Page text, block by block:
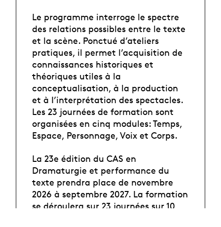
Le programme interroge le spectre
des relations possibles entre le texte
et la scène. Ponctué d’ateliers
pratiques, il permet l’acquisition de
connaissances historiques et
théoriques utiles à la
conceptualisation, à la production
et à I’interprétation des spectacles.
Les 23 journées de formation sont
organisées en cinq modules: Temps,
Espace, Personnage, Voix et Corps.
La 23e édition du CAS en
Dramaturgie et performance du
texte prendra place de novembre
2026 à septembre 2027. La formation
se déroulera sur 23 journées sur 10